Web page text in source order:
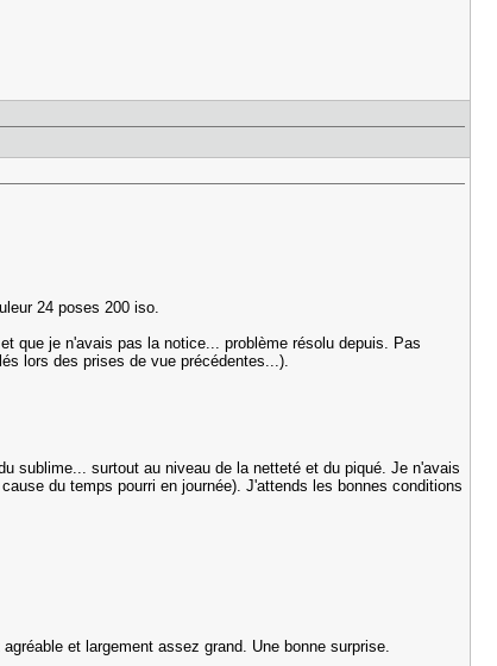
24 poses 200 iso.
que je n'avais pas la notice... problème résolu depuis. Pas
lors des prises de vue précédentes...).
sublime... surtout au niveau de la netteté et du piqué. Je n'avais
du temps pourri en journée). J'attends les bonnes conditions
et largement assez grand. Une bonne surprise.